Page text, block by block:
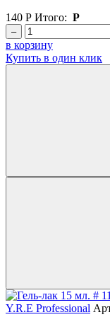
140 Р Итого: Р
–
в корзину
Купить в один клик
Y.R.E Professional